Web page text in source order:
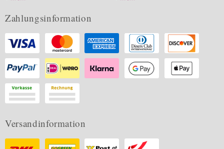
Zahlungsinformation
Versandinformation